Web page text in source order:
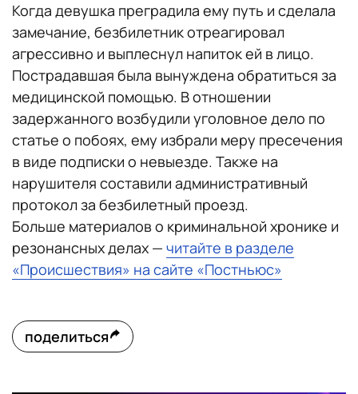
Когда девушка преградила ему путь и сделала
замечание, безбилетник отреагировал
агрессивно и выплеснул напиток ей в лицо.
Пострадавшая была вынуждена обратиться за
медицинской помощью. В отношении
задержанного возбудили уголовное дело по
статье о побоях, ему избрали меру пресечения
в виде подписки о невыезде. Также на
нарушителя составили административный
протокол за безбилетный проезд.
Больше материалов о криминальной хронике и
резонансных делах — читайте в разделе
«Происшествия» на сайте «Постньюс»
поделиться